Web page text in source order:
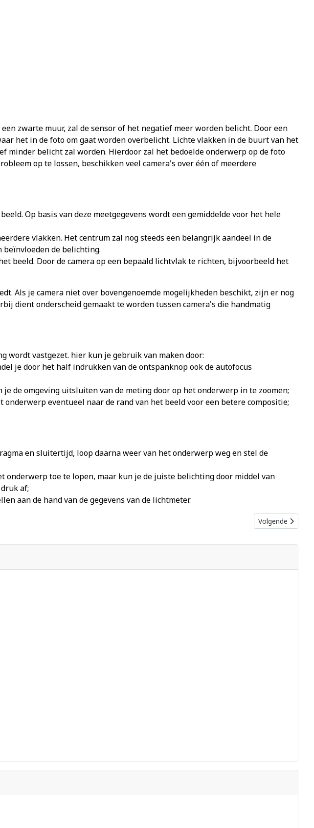
zwarte muur, zal de sensor of het negatief meer worden belicht. Door een
het in de foto om gaat worden overbelicht. Lichte vlakken in de buurt van het
belicht zal worden. Hierdoor zal het bedoelde onderwerp op de foto
op te lossen, beschikken veel camera's over één of meerdere
Op basis van deze meetgegevens wordt een gemiddelde voor het hele
vlakken. Het centrum zal nog steeds een belangrijk aandeel in de
de belichting.
beeld. Door de camera op een bepaald lichtvlak te richten, bijvoorbeeld het
Als je camera niet over bovengenoemde mogelijkheden beschikt, zijn er nog
dient onderscheid gemaakt te worden tussen camera's die handmatig
wordt vastgezet. hier kun je gebruik van maken door:
je door het half indrukken van de ontspanknop ook de autofocus
de omgeving uitsluiten van de meting door op het onderwerp in te zoomen;
eventueel naar de rand van het beeld voor een betere compositie;
en sluitertijd, loop daarna weer van het onderwerp weg en stel de
onderwerp toe te lopen, maar kun je de juiste belichting door middel van
af;
aan de hand van de gegevens van de lichtmeter.
Volgende artikel:
Volgende